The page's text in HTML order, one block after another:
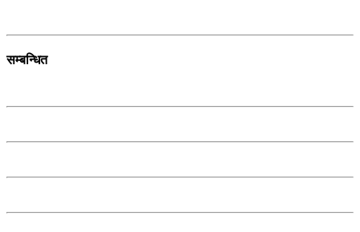
सम्बन्धित